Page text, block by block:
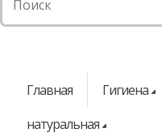
Главная Гигиена
натуральная